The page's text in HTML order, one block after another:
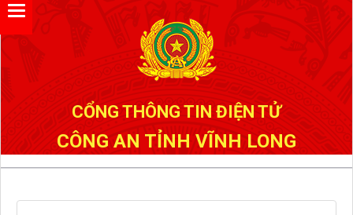
CỔNG THÔNG TIN ĐIỆN TỬ
CÔNG AN TỈNH VĨNH LONG